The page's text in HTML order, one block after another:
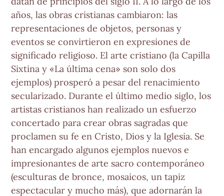
años, las obras cristianas cambiaron: las
representaciones de objetos, personas y
eventos se convirtieron en expresiones de
significado religioso. El arte cristiano (la Capilla
Sixtina y «La última cena» son solo dos
ejemplos) prosperó a pesar del renacimiento
secularizado. Durante el último medio siglo, los
artistas cristianos han realizado un esfuerzo
concertado para crear obras sagradas que
proclamen su fe en Cristo, Dios y la Iglesia. Se
han encargado algunos ejemplos nuevos e
impresionantes de arte sacro contemporáneo
(esculturas de bronce, mosaicos, un tapiz
espectacular y mucho más), que adornarán la